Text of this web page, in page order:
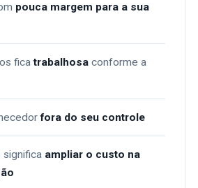
pouca margem para a sua
ficatrabalhosa conforme a
fora do seu controle
significa ampliar o custo na